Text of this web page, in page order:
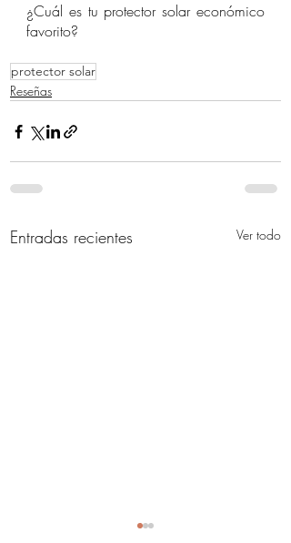
¿Cuál es tu protector solar económico
favorito?
protector solar
Reseñas
Entradas recientes Ver todo